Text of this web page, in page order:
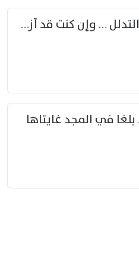
أفاطم مهلا بعض هذا التدلل … وإن كنت قد أزمعت صرمي فأجملي
بلغا في المجد غايتاها